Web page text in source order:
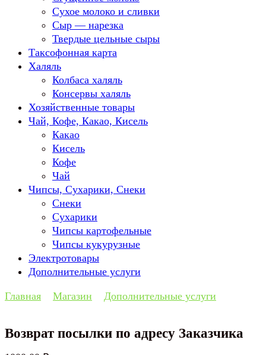
Сухое молоко и сливки
Сыр — нарезка
Твердые цельные сыры
Таксофонная карта
Халяль
Колбаса халяль
Консервы халяль
Хозяйственные товары
Чай, Кофе, Какао, Кисель
Какао
Кисель
Кофе
Чай
Чипсы, Сухарики, Снеки
Снеки
Сухарики
Чипсы картофельные
Чипсы кукурузные
Электротовары
Дополнительные услуги
Главная Магазин Дополнительные услуги
Возврат посылки по адресу Заказчика